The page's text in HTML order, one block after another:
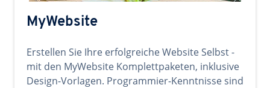
MyWebsite
Erstellen Sie Ihre erfolgreiche Website Selbst -
mit den MyWebsite Komplettpaketen, inklusive
Design-Vorlagen. Programmier-Kenntnisse sind